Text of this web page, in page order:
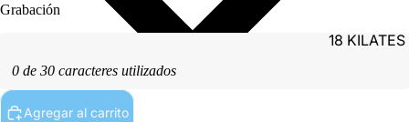
18 KILATES
Grabación
0 de 30 caracteres utilizados
Agregar al carrito